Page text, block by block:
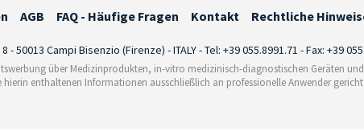
AGB FAQ - Häufige Fragen Kontakt Rechtliche
- 50013 Campi Bisenzio (Firenze) - ITALY - Tel: +39 055.8991.71 - Fax: +39
über Medizinprodukten, in-vitro medizinisch-diagnostischen Geräten
hierin enthaltenen Informationen ausschließlich an professionelle Anwender